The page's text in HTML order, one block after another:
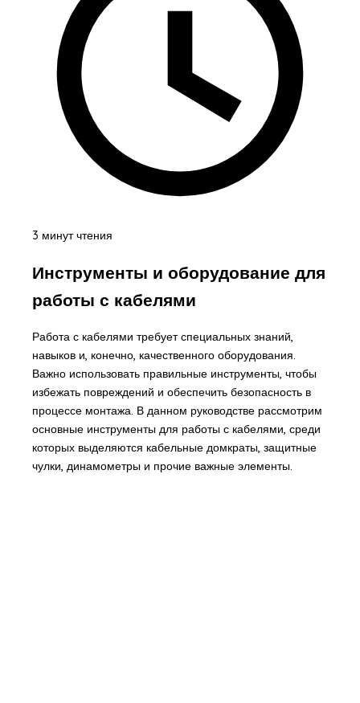
3 минут чтения
Инструменты и оборудование для
работы с кабелями
Работа с кабелями требует специальных знаний,
навыков и, конечно, качественного оборудования.
Важно использовать правильные инструменты, чтобы
избежать повреждений и обеспечить безопасность в
процессе монтажа. В данном руководстве рассмотрим
основные инструменты для работы с кабелями, среди
которых выделяются кабельные домкраты, защитные
чулки, динамометры и прочие важные элементы.